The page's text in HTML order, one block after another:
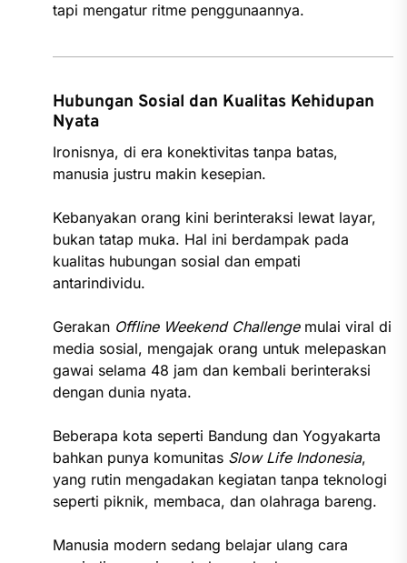
tapi mengatur ritme penggunaannya.
Hubungan Sosial dan Kualitas Kehidupan
Nyata
Ironisnya, di era konektivitas tanpa batas,
manusia justru makin kesepian.
Kebanyakan orang kini berinteraksi lewat layar,
bukan tatap muka. Hal ini berdampak pada
kualitas hubungan sosial dan empati
antarindividu.
Gerakan Offline Weekend Challengemulai viral di
media sosial, mengajak orang untuk melepaskan
gawai selama 48 jam dan kembali berinteraksi
dengan dunia nyata.
Beberapa kota seperti Bandung dan Yogyakarta
bahkan punya komunitas Slow Life Indonesia,
yang rutin mengadakan kegiatan tanpa teknologi
seperti piknik, membaca, dan olahraga bareng.
Manusia modern sedang belajar ulang cara